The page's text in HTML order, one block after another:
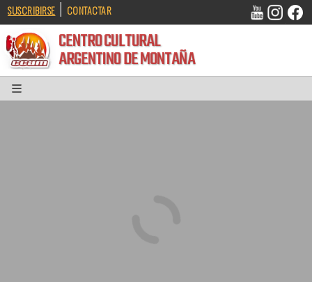
SUSCRIBIRSE | CONTACTAR
CENTRO CULTURAL
ARGENTINO DE MONTAÑA